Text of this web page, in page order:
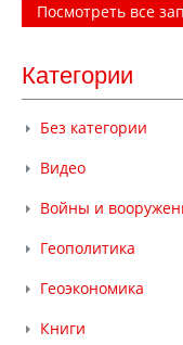
Посмотреть все
Категории
Без категории
Видео
Войны и
Геополитика
Геоэкономика
Книги